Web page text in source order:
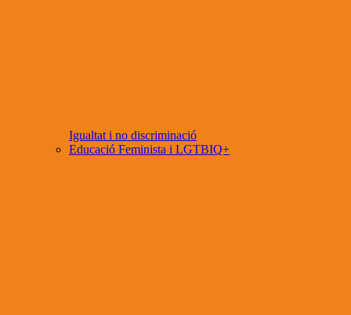
Igualtat i no discriminació
Educació Feminista i LGTBIQ+